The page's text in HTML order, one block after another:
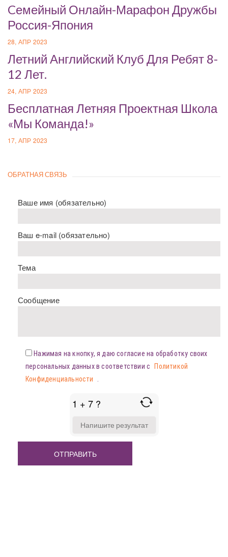
Cемейный Онлайн-Марафон Дружбы
Россия-Япония
28, АПР 2023
Летний Английский Клуб Для Ребят 8-
12 Лет.
24, АПР 2023
Бесплатная Летняя Проектная Школа
«Мы Команда!»
17, АПР 2023
ОБРАТНАЯ СВЯЗЬ
Ваше имя (обязательно)
Ваш e-mail (обязательно)
Тема
Сообщение
Нажимая на кнопку, я даю согласие на обработку своих
персональных данных в соответствии с
Политикой
Конфиденциальности
1 + 7 ?
FOR
+